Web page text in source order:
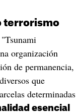
terrorismo
organización
de permanencia,
que
determinadas
esencial